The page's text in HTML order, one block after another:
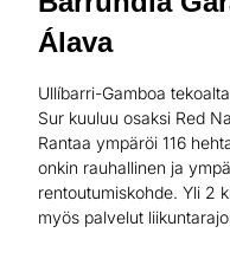
Álava
Ullíbarri-Gamboa
Sur kuuluu osaksi Red
Rantaa ympäröi 116
onkin rauhallinen ja
rentoutumiskohde. Yli 2
myös palvelut